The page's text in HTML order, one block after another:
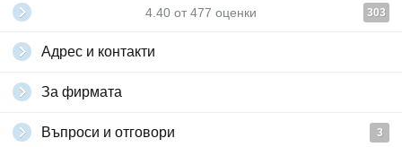
4.40 от 477 оценки 303
Адрес и контакти
За фирмата
Въпроси и отговори 3